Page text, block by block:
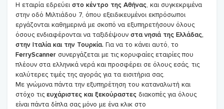
Η εταιρία εδρεύει στο κέντρο της Αθήνας, και συγκεκριμένα
στην οδό Μιλτιάδου 7, όπου εξειδικευμένοι εκπρόσωποι
εργάζονται καθημερινά με σκοπό να εξυπηρετήσουν όλους
όσους ενδιαφέρονται να ταξιδέψουν στα νησιά της Ελλάδας,
στην Ιταλία και την Τουρκία. Για να το κάνει αυτό, το
FerryScanner συνεργάζεται με τις κορυφαίες εταιρίες που
πλέουν στα ελληνικά νερά και προσφέρει σε όλους εσάς, τις
καλύτερες τιμές της αγοράς για τα εισιτήρια σας.
Με γνώμονα πάντα την εξυπηρέτηση του καταναλωτή και
στόχο τις ευχάριστες και ξεκούραστες διακοπές για όλους
είναι πάντα δίπλα σας μόνο με ένα κλικ στο